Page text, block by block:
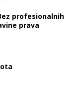
profesionalnih
prava